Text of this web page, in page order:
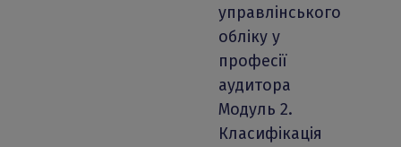
управлінського
обліку у
професії
аудитора
Модуль 2.
Класифікація